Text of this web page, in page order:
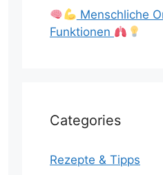
Menschliche
Funktionen
Categories
Rezepte & Tipps